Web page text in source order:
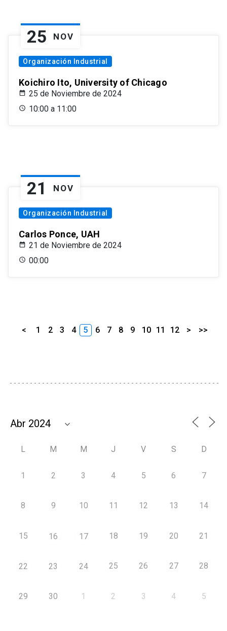
25 NOV
Organización Industrial
Koichiro Ito, University of Chicago
25 de Noviembre de 2024
10:00 a 11:00
21 NOV
Organización Industrial
Carlos Ponce, UAH
21 de Noviembre de 2024
00:00
< 1 2 3 4 5 6 7 8 9 10 11 12 > >>
L M M J V S D
1 2 3 4 5 6 7
8 9 10 11 12 13 14
15 16 17 18 19 20 21
22 23 24 25 26 27 28
29 30 1 2 3 4 5